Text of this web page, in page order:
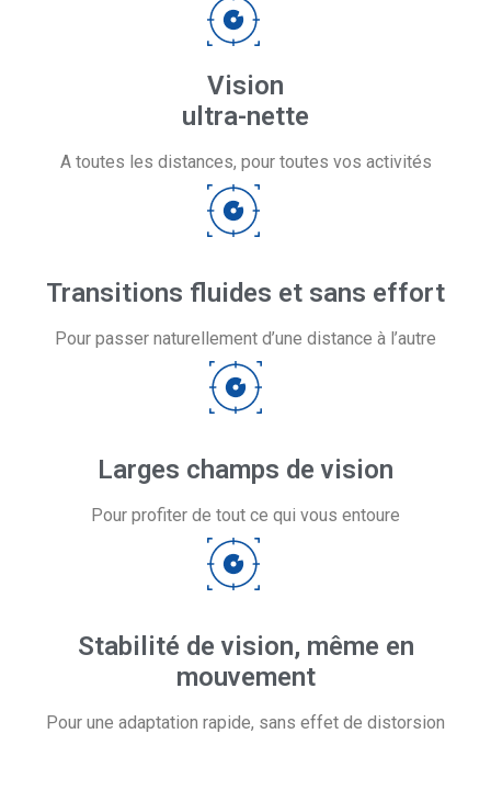
Vision
ultra-nette
A toutes les distances, pour toutes vos activités
Transitions fluides et sans effort
Pour passer naturellement​ d’une distance à l’autre
Larges champs de vision
Pour profiter de tout ce qui vous entoure
Stabilité de vision, même en
mouvement
Pour une adaptation rapide, sans effet de distorsion